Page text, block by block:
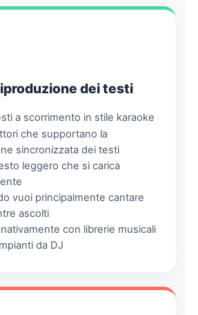
dei testi
a scorrimento in stile karaoke
che supportano la
sincronizzata dei testi
leggero che si carica
vuoi principalmente cantare
ascolti
con librerie musicali
da DJ